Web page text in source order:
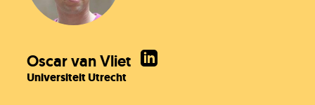
Oscar van Vliet
Universiteit Utrecht